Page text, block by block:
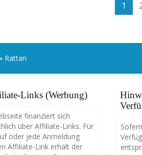
1
» Rattan
Links (Werbung)
finanziert sich
über Affiliate-Links. Für
oder jede Anmeldung
Affiliate-Link erhält der